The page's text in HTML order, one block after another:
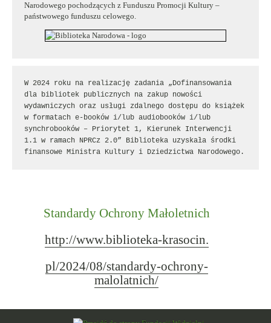
Narodowego pochodzących z Funduszu Promocji Kultury –
państwowego funduszu celowego.
W 2024 roku na realizację zadania „Dofinansowania
dla bibliotek publicznych na zakup nowości
wydawniczych oraz usługi zdalnego dostępu do książek
w formatach e-booków i/lub audiobooków i/lub
synchrobooków – Priorytet 1, Kierunek Interwencji
1.1 w ramach NPRCz 2.0” Biblioteka uzyskała środki
finansowe Ministra Kultury i Dziedzictwa Narodowego.
Standardy Ochrony Małoletnich
http://www.biblioteka-krasocin.
pl/2024/08/standardy-ochrony-
malolatnich/